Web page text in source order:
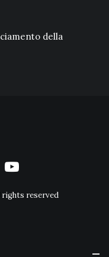
della
rights reserved